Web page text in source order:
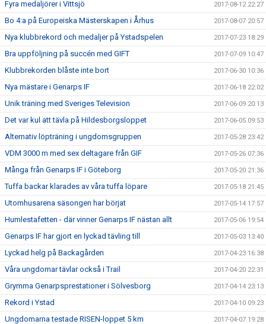
Fyra medaljörer i Vittsjö 2017-08-12 22:27
Bo 4:a på Europeiska Mästerskapen i Århus 2017-08-07 20:57
Nya klubbrekord och medaljer på Ystadspelen 2017-07-23 18:29
Bra uppföljning på succén med GIFT 2017-07-09 10:47
Klubbrekorden blåste inte bort 2017-06-30 10:36
Nya mästare i Genarps IF 2017-06-18 22:02
Unik träning med Sveriges Television 2017-06-09 20:13
Det var kul att tävla på Hildesborgsloppet 2017-06-05 09:53
Alternativ löpträning i ungdomsgruppen 2017-05-28 23:42
VDM 3000 m med sex deltagare från GIF 2017-05-26 07:36
Många från Genarps IF i Göteborg 2017-05-20 21:36
Tuffa backar klarades av våra tuffa löpare 2017-05-18 21:45
Utomhusarena säsongen har börjat 2017-05-14 17:57
Humlestafetten - där vinner Genarps IF nästan allt 2017-05-06 19:54
Genarps IF har gjort en lyckad tävling till 2017-05-03 13:40
Lyckad helg på Backagården 2017-04-23 16:38
Våra ungdomar tävlar också i Trail 2017-04-20 22:31
Grymma Genarpsprestationer i Sölvesborg 2017-04-14 23:13
Rekord i Ystad 2017-04-10 09:23
Ungdomarna testade RISEN-loppet 5 km 2017-04-07 19:28